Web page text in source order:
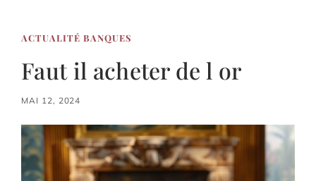
ACTUALITÉ BANQUES
Faut il acheter de l or
MAI 12, 2024